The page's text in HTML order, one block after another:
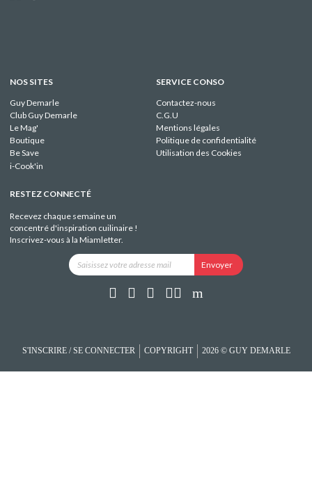
NOS SITES
Guy Demarle
Club Guy Demarle
Le Mag'
Boutique
Be Save
i-Cook'in
SERVICE CONSO
Contactez-nous
C.G.U
Mentions légales
Politique de confidentialité
Utilisation des Cookies
RESTEZ CONNECTÉ
Recevez chaque semaine un
concentré d'inspiration cuilinaire !
Inscrivez-vous à la Miamletter.
S'INSCRIRE / SE CONNECTER COPYRIGHT 2026 © GUY DEMARLE